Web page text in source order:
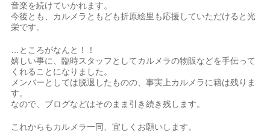
音楽を続けていかれます。
今後とも、カルメラともども折原絵里も応援していただけると光
栄です。
…ところがなんと！！
嬉しい事に、臨時スタッフとしてカルメラの物販などを手伝って
くれることになりました。
メンバーとしては脱退したものの、事実上カルメラに籍は残りま
す。
なので、ブログなどはそのまま引き続き残します。
これからもカルメラ一同、宜しくお願いします。